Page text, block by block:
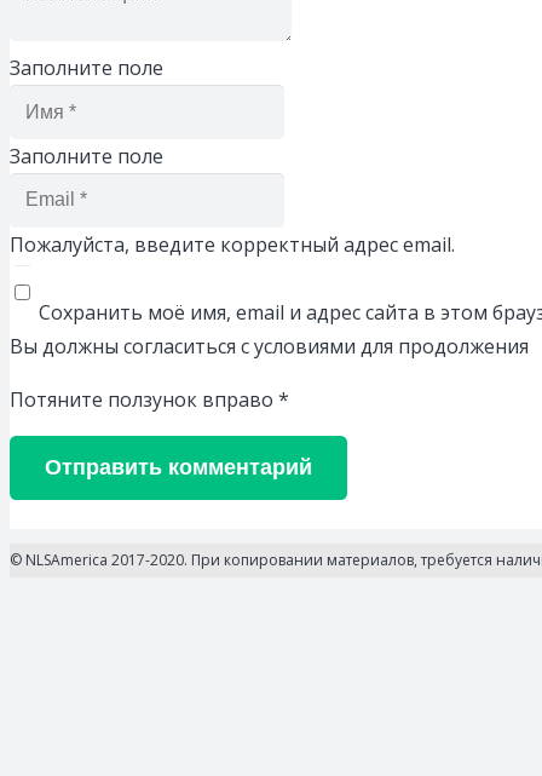
Заполните поле
Заполните поле
Пожалуйста, введите корректный адрес email.
Сохранить моё имя, email и адрес сайта в этом
Вы должны согласиться с условиями для продолжения
Потяните ползунок вправо *
Отправить комментарий
© NLSAmerica 2017-2020. При копировании материалов, требуется